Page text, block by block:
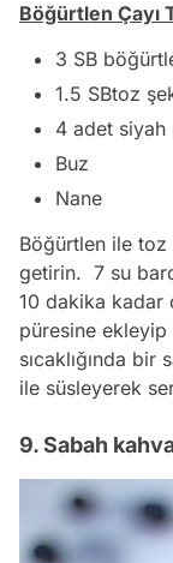
Böğürtlen Çayı
3 SB
1.5 SBtoz
4 adet
Buz
Nane
Böğürtlen ile
getirin. 7 su
10 dakika kadar
püresine ekleyip
sıcaklığında
ile süsleyerek
9. Sabah